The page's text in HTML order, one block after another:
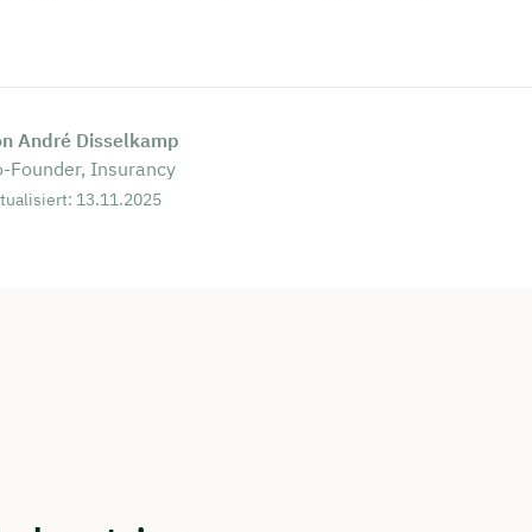
André Disselkamp
Founder, Insurancy
13.11.2025
buchen